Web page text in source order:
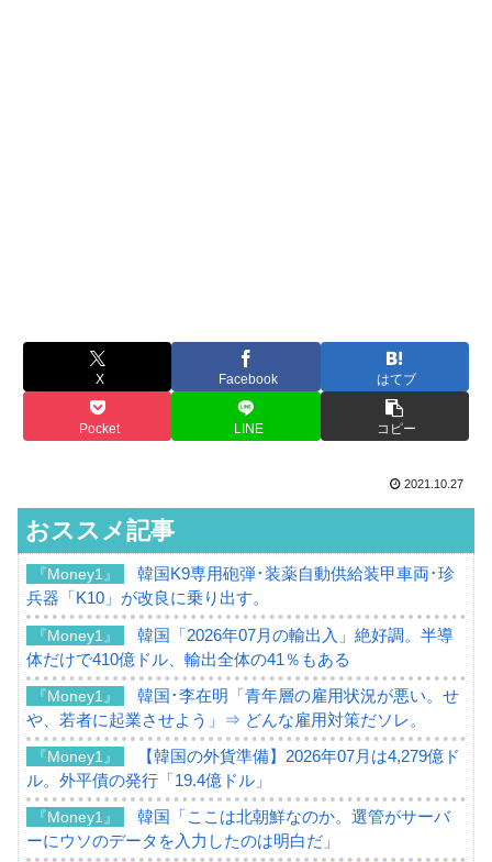
X Facebook はてブ
Pocket LINE コピー
2021.10.27
おススメ記事
『Money1』
韓国K9専用砲弾･装薬自動供給装甲車両･珍
兵器「K10」が改良に乗り出す。
『Money1』
韓国「2026年07月の輸出入」絶好調。半導
体だけで410億ドル、輸出全体の41％もある
『Money1』
韓国･李在明「青年層の雇用状況が悪い。せ
や、若者に起業させよう」⇒ どんな雇用対策だソレ。
『Money1』
【韓国の外貨準備】2026年07月は4,279億ド
ル。外平債の発行「19.4億ドル」
『Money1』
韓国「ここは北朝鮮なのか。選管がサーバ
ーにウソのデータを入力したのは明白だ」